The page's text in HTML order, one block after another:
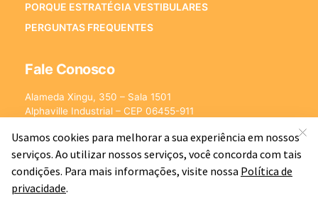
PORQUE ESTRATÉGIA VESTIBULARES
PERGUNTAS FREQUENTES
Fale Conosco
Alameda Xingu, 350 – Sala 1501
Alphaville Industrial – CEP 06455-911
E-mail:[email protected]
©2026 - Estratégia Vestibulares - Cursos Online para Vestibulares.